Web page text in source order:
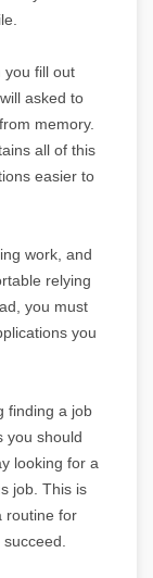
you fill out
asked to
memory.
all of this
easier to
work, and
relying
you must
you
finding a job
you should
looking for a
job. This is
routine for